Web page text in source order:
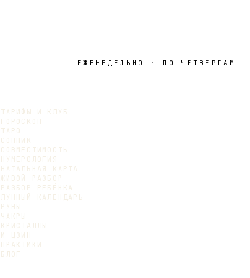
ЕЖЕНЕДЕЛЬНО · ПО ЧЕТВЕРГАМ
ТАРИФЫ И КЛУБ
ГОРОСКОП
ТАРО
СОННИК
СОВМЕСТИМОСТЬ
НУМЕРОЛОГИЯ
НАТАЛЬНАЯ КАРТА
ЖИВОЙ РАЗБОР
РАЗБОР РЕБЁНКА
ЛУННЫЙ КАЛЕНДАРЬ
РУНЫ
ЧАКРЫ
КРИСТАЛЛЫ
И-ЦЗИН
ПРАКТИКИ
БЛОГ